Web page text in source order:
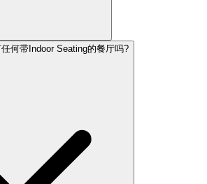
何带Indoor Seating的餐厅吗?